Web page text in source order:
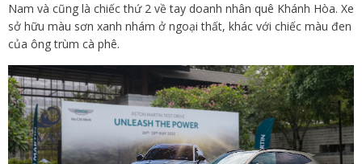
Nam và cũng là chiếc thứ 2 về tay doanh nhân quê Khánh Hòa. Xe
sở hữu màu sơn xanh nhám ở ngoại thất, khác với chiếc màu đen
của ông trùm cà phê.